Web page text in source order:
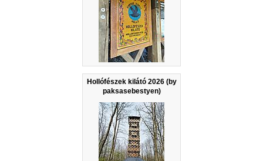
Hollófészek kilátó 2026 (by
paksasebestyen)